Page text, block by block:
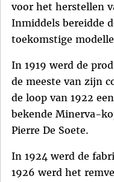
voor het herstellen
Inmiddels bereidde
toekomstige
In 1919 werd de
de meeste van zijn
de loop van 1922
bekende Minerva-
Pierre De Soete.
In 1924 werd de
1926 werd het